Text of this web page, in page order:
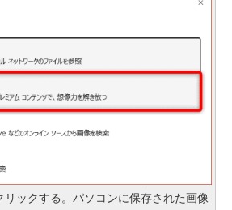
リックする。パソコンに保存された画像